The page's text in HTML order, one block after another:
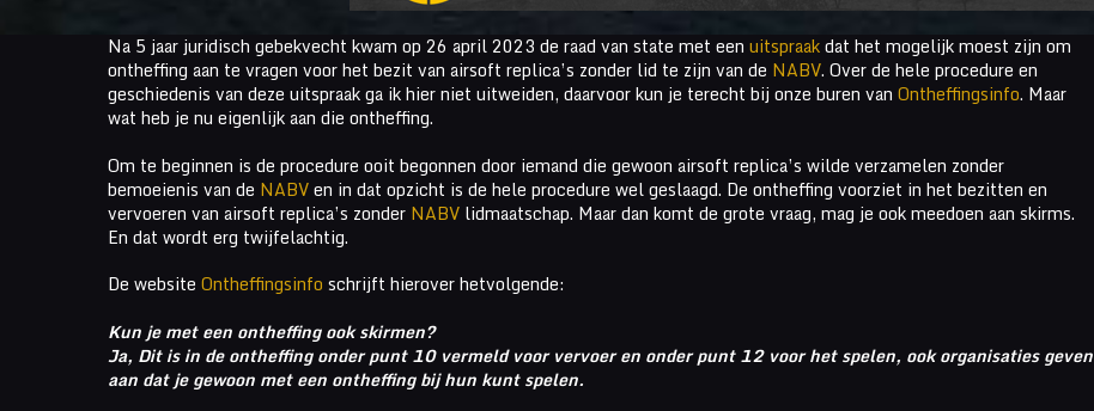
Na 5 jaar juridisch gebekvecht kwam op 26 april 2023 de raad van state met een uitspraakdat het mogelijk moest zijn om
ontheffing aan te vragen voor het bezit van airsoft replica’s zonder lid te zijn van de NABV. Over de hele procedure en
geschiedenis van deze uitspraak ga ik hier niet uitweiden, daarvoor kun je terecht bij onze buren van Ontheffingsinfo. Maar
wat heb je nu eigenlijk aan die ontheffing.
Om te beginnen is de procedure ooit begonnen door iemand die gewoon airsoft replica’s wilde verzamelen zonder
bemoeienis van de NABVen in dat opzicht is de hele procedure wel geslaagd. De ontheffing voorziet in het bezitten en
vervoeren van airsoft replica’s zonder NABV lidmaatschap. Maar dan komt de grote vraag, mag je ook meedoen aan skirms.
En dat wordt erg twijfelachtig.
De website Ontheffingsinfo schrijft hierover hetvolgende:
Kun je met een ontheffing ook skirmen?
Ja, Dit is in de ontheffing onder punt 10 vermeld voor vervoer en onder punt 12 voor het spelen, ook organisaties geven
aan dat je gewoon met een ontheffing bij hun kunt spelen.